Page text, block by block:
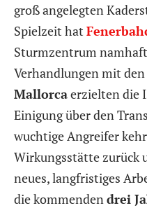
groß angelegten
Spielzeit hat
Sturmzentrum
Verhandlungen mit
Mallorcaerzielten die
Einigung über den
wuchtige Angreifer
Wirkungsstätte zurück
neues, langfristiges
die kommenden drei